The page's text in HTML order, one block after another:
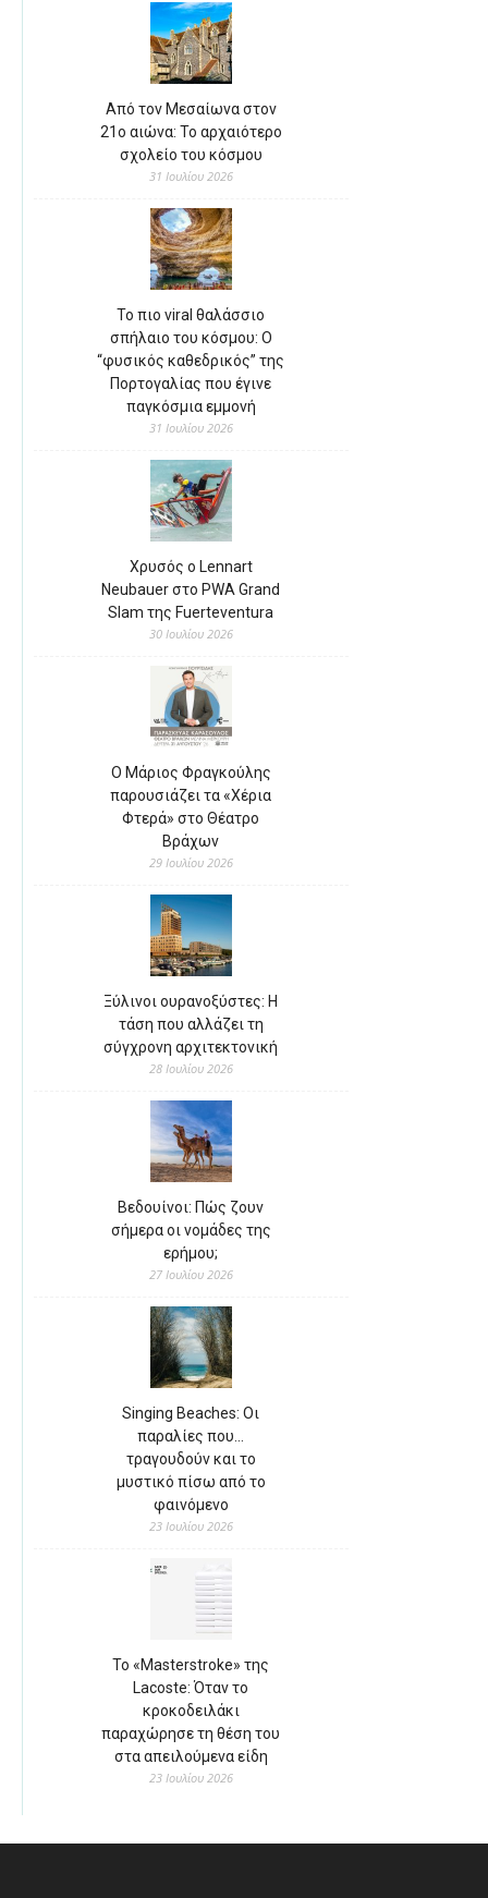
Από τον Μεσαίωνα στον
21ο αιώνα: Το αρχαιότερο
σχολείο του κόσμου
31 Ιουλίου 2026
Το πιο viral θαλάσσιο
σπήλαιο του κόσμου: Ο
“φυσικός καθεδρικός” της
Πορτογαλίας που έγινε
παγκόσμια εμμονή
31 Ιουλίου 2026
Χρυσός ο Lennart
Neubauer στο PWA Grand
Slam της Fuerteventura
30 Ιουλίου 2026
Ο Μάριος Φραγκούλης
παρουσιάζει τα «Χέρια
Φτερά» στο Θέατρο
Βράχων
29 Ιουλίου 2026
Ξύλινοι ουρανοξύστες: Η
τάση που αλλάζει τη
σύγχρονη αρχιτεκτονική
28 Ιουλίου 2026
Βεδουίνοι: Πώς ζουν
σήμερα οι νομάδες της
ερήμου;
27 Ιουλίου 2026
Singing Beaches: Οι
παραλίες που…
τραγουδούν και το
μυστικό πίσω από το
φαινόμενο
23 Ιουλίου 2026
Το «Masterstroke» της
Lacoste: Όταν το
κροκοδειλάκι
παραχώρησε τη θέση του
στα απειλούμενα είδη
23 Ιουλίου 2026